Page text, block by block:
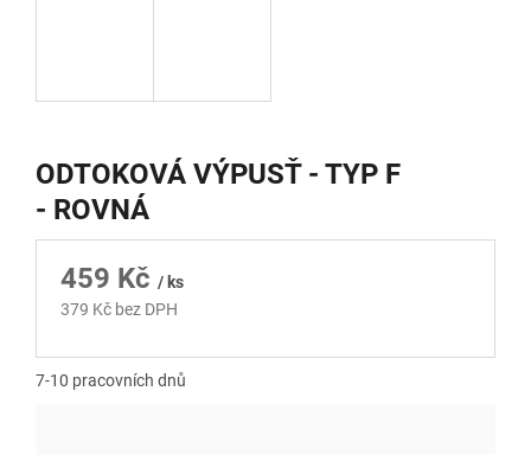
ODTOKOVÁ VÝPUSŤ - TYP F
- ROVNÁ
459 Kč / ks
379 Kč bez DPH
7-10 pracovních dnů